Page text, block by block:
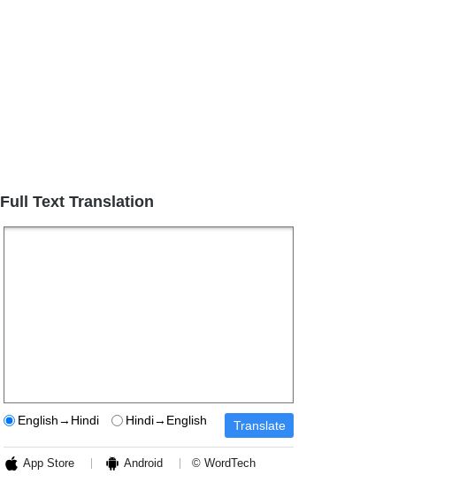
Full Text Translation
English→Hindi Hindi→English
App Store Android © WordTech